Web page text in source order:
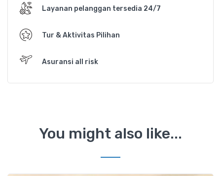
Layanan pelanggan tersedia 24/7
Tur & Aktivitas Pilihan
Asuransi all risk
You might also like...